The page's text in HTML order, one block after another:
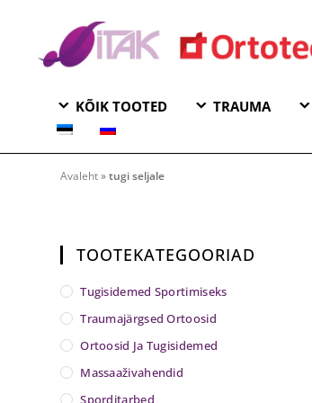
KÕIK TOOTED TRAUMA
Avaleht»tugi seljale
TOOTEKATEGOORIAD
Tugisidemed Sportimiseks
Traumajärgsed Ortoosid
Ortoosid Ja Tugisidemed
Massaaživahendid
Sporditarbed